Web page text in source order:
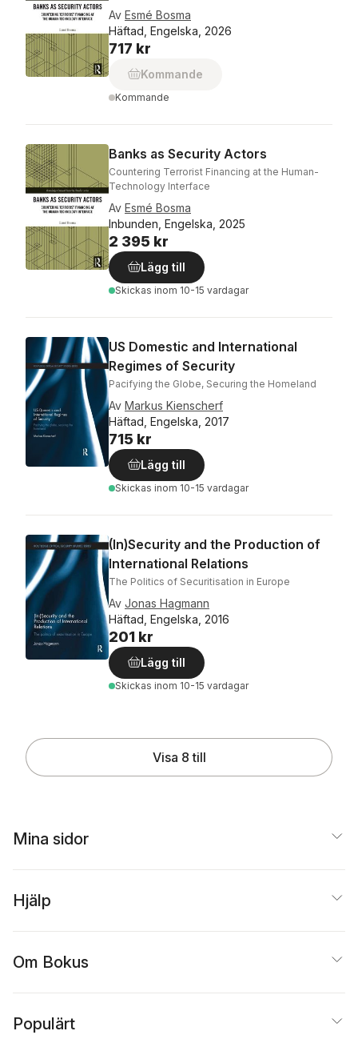
Av Esmé Bosma
Häftad, Engelska, 2026
717 kr
Kommande
Kommande
Banks as Security Actors
Countering Terrorist Financing at the Human-
Technology Interface
Av Esmé Bosma
Inbunden, Engelska, 2025
2 395 kr
Lägg till
Skickas inom 10-15 vardagar
US Domestic and International
Regimes of Security
Pacifying the Globe, Securing the Homeland
Av Markus Kienscherf
Häftad, Engelska, 2017
715 kr
Lägg till
Skickas inom 10-15 vardagar
(In)Security and the Production of
International Relations
The Politics of Securitisation in Europe
Av Jonas Hagmann
Häftad, Engelska, 2016
201 kr
Lägg till
Skickas inom 10-15 vardagar
Visa 8 till
Mina sidor
Hjälp
Om Bokus
Populärt